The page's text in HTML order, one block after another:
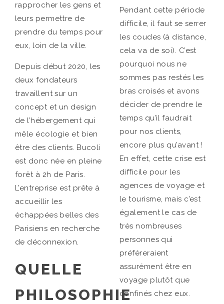
rapprocher les gens et
leurs permettre de
prendre du temps pour
eux, loin de la ville.
Depuis début 2020, les
deux fondateurs
travaillent sur un
concept et un design
de l’hébergement qui
mêle écologie et bien
être des clients. Bucoli
est donc née en pleine
forêt à 2h de Paris.
L’entreprise est prête à
accueillir les
échappées belles des
Parisiens en recherche
de déconnexion.
QUELLE
PHILOSOPHIE
Pendant cette période
difficile, il faut se serrer
les coudes (à distance,
cela va de soi). C’est
pourquoi nous ne
sommes pas restés les
bras croisés et avons
décider de prendre le
temps qu’il faudrait
pour nos clients,
encore plus qu’avant !
En effet, cette crise est
difficile pour les
agences de voyage et
le tourisme, mais c’est
également le cas de
très nombreuses
personnes qui
préféreraient
assurément être en
voyage plutôt que
confinés chez eux.